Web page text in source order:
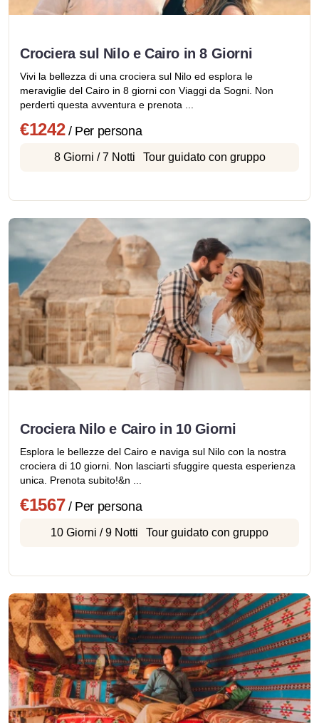
Crociera sul Nilo e Cairo in 8 Giorni
Vivi la bellezza di una crociera sul Nilo ed esplora le
meraviglie del Cairo in 8 giorni con Viaggi da Sogni. Non
perderti questa avventura e prenota ...
€1242/ Per persona
8 Giorni / 7 Notti Tour guidato con gruppo
Crociera Nilo e Cairo in 10 Giorni
Esplora le bellezze del Cairo e naviga sul Nilo con la nostra
crociera di 10 giorni. Non lasciarti sfuggire questa esperienza
unica. Prenota subito!&n ...
€1567 / Per persona
10 Giorni / 9 Notti Tour guidato con gruppo